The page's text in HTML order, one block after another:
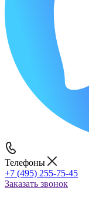
Телефоны
+7 (495) 255-75-45
Заказать звонок